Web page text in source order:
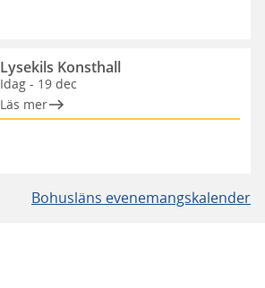
Lysekils Konsthall
Idag - 19 dec
Läs mer
Bohusläns evenemangskalender